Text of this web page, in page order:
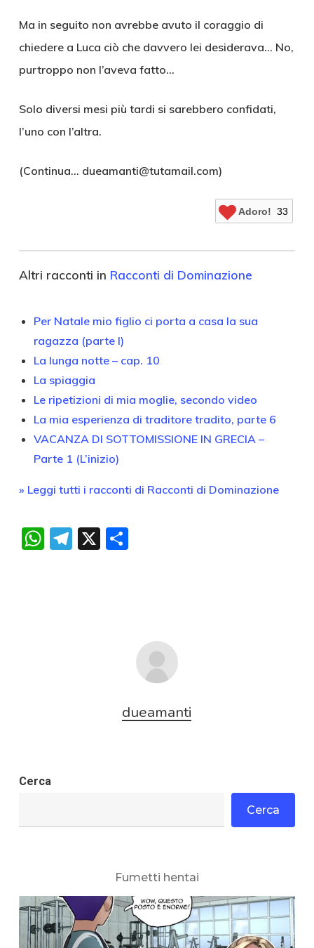
Ma in seguito non avrebbe avuto il coraggio di
chiedere a Luca ciò che davvero lei desiderava… No,
purtroppo non l’aveva fatto…
Solo diversi mesi più tardi si sarebbero confidati,
l’uno con l’altra.
(Continua… dueamanti@tutamail.com)
Adoro! 33
Altri racconti in Racconti di Dominazione
Per Natale mio figlio ci porta a casa la sua
ragazza (parte I)
La lunga notte – cap. 10
La spiaggia
Le ripetizioni di mia moglie, secondo video
La mia esperienza di traditore tradito, parte 6
VACANZA DI SOTTOMISSIONE IN GRECIA –
Parte 1 (L’inizio)
» Leggi tutti i racconti di Racconti di Dominazione
WhatsApp
Telegram
X Condividi
dueamanti
Cerca
Cerca
Fumetti hentai